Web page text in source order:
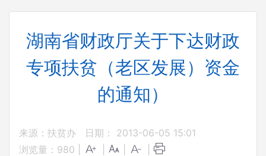
湖南省财政厅关于下达财政
专项扶贫（老区发展）资金
的通知）
来源：扶贫办
日期： 2013-06-05 15:01
浏览量： 980